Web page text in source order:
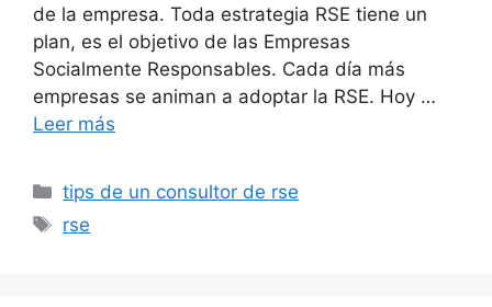
de la empresa. Toda estrategia RSE tiene un
plan, es el objetivo de las Empresas
Socialmente Responsables. Cada día más
empresas se animan a adoptar la RSE. Hoy …
Leer más
Categorías
tips de un consultor de rse
Etiquetas
rse